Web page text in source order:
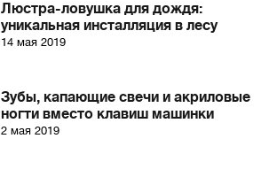
Люстра-ловушка для дождя:
уникальная инсталляция в лесу
14 мая 2019
Зубы, капающие свечи и акриловые
ногти вместо клавиш машинки
2 мая 2019